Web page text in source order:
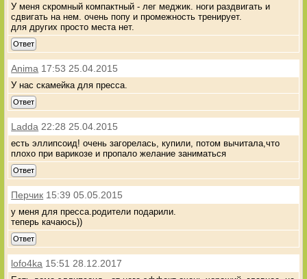
У меня скромный компактный - лег меджик. ноги раздвигать и
сдвигать на нем. очень попу и промежность тренирует.
для других просто места нет.
Ответ
Anima 17:53 25.04.2015
У нас скамейка для пресса.
Ответ
Ladda 22:28 25.04.2015
есть эллипсоид! очень загорелась, купили, потом вычитала,что
плохо при варикозе и пропало желание заниматься
Ответ
Перчик 15:39 05.05.2015
у меня для пресса.родители подарили.
теперь качаюсь))
Ответ
lofo4ka 15:51 28.12.2017